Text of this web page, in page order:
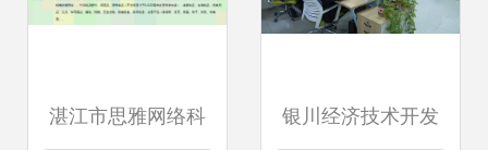
湛江市思雅网络科 银川经济技术开发